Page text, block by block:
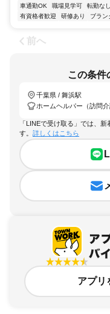
車通勤OK
職場見学可 転勤なし
有資格者歓迎
研修あり ブラン
前へ
この条件
千葉県 / 舞浜駅
ホームヘルパー（訪問介
「LINEで受け取る」では、
す。 詳しくはこちら
アプリ